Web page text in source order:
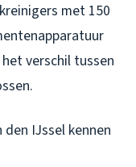
met 150
verschil tussen
IJssel kennen